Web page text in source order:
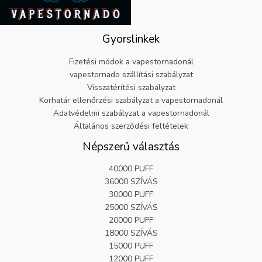
9
5
.
Gyorslinkek
Fizetési módok a vapestornadonál
vapestornado szállítási szabályzat
Visszatérítési szabályzat
Korhatár ellenőrzési szabályzat a vapestornadonál
Adatvédelmi szabályzat a vapestornadonál
Általános szerződési feltételek
Népszerű választás
40000 PUFF
36000 SZÍVÁS
30000 PUFF
25000 SZÍVÁS
20000 PUFF
18000 SZÍVÁS
15000 PUFF
12000 PUFF